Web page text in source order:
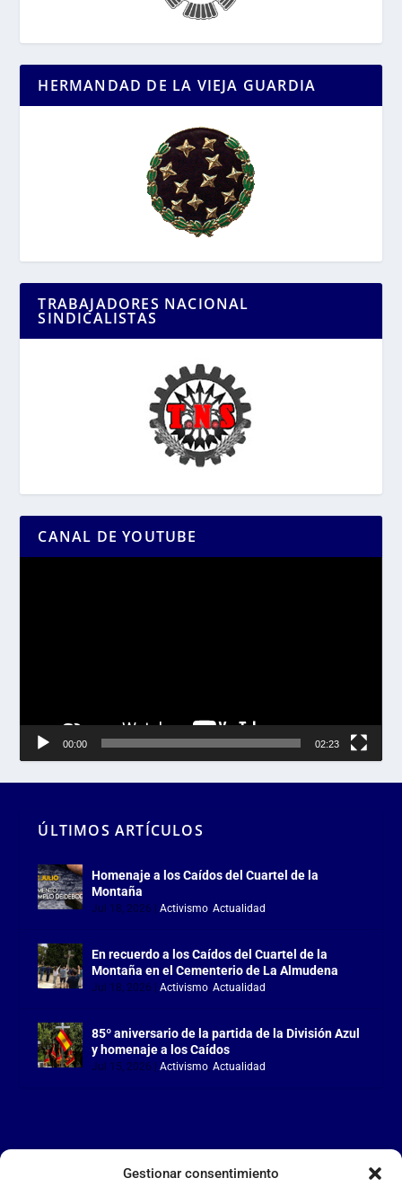
Gestionar consentimiento
HERMANDAD DE LA VIEJA GUARDIA
TRABAJADORES NACIONAL
SINDICALISTAS
CANAL DE YOUTUBE
00:00 02:23
ÚLTIMOS ARTÍCULOS
Homenaje a los Caídos del Cuartel de la
Montaña
Jul 18, 2026 |Activismo ,Actualidad
En recuerdo a los Caídos del Cuartel de la
Montaña en el Cementerio de La Almudena
Jul 18, 2026 |Activismo ,Actualidad
85º aniversario de la partida de la División Azul
y homenaje a los Caídos
Jul 15, 2026 |Activismo ,Actualidad
LA FALANGE